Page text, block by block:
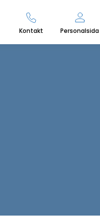
Kontakt Personalsida